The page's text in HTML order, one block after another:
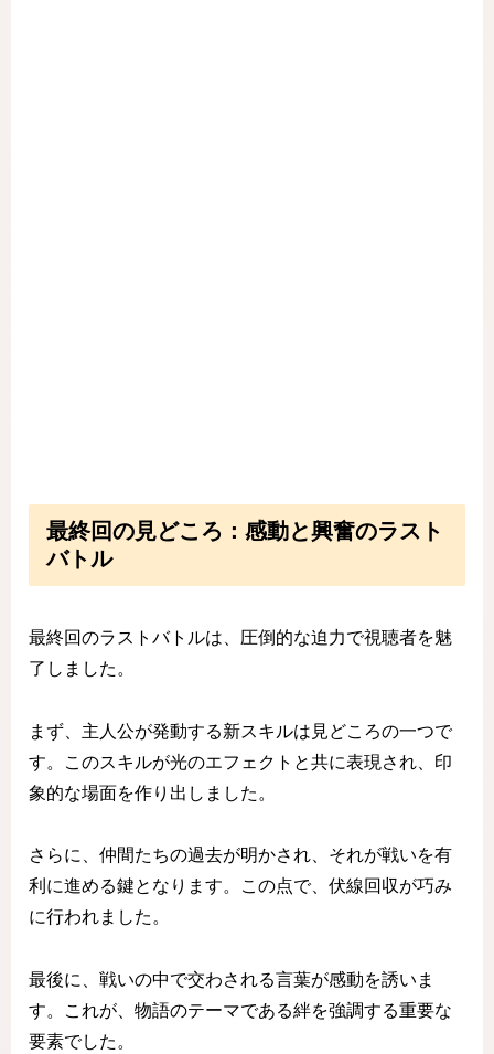
最終回の見どころ：感動と興奮のラスト
バトル
最終回のラストバトルは、圧倒的な迫力で視聴者を魅
了しました。
まず、主人公が発動する新スキルは見どころの一つで
す。このスキルが光のエフェクトと共に表現され、印
象的な場面を作り出しました。
さらに、仲間たちの過去が明かされ、それが戦いを有
利に進める鍵となります。この点で、伏線回収が巧み
に行われました。
最後に、戦いの中で交わされる言葉が感動を誘いま
す。これが、物語のテーマである絆を強調する重要な
要素でした。